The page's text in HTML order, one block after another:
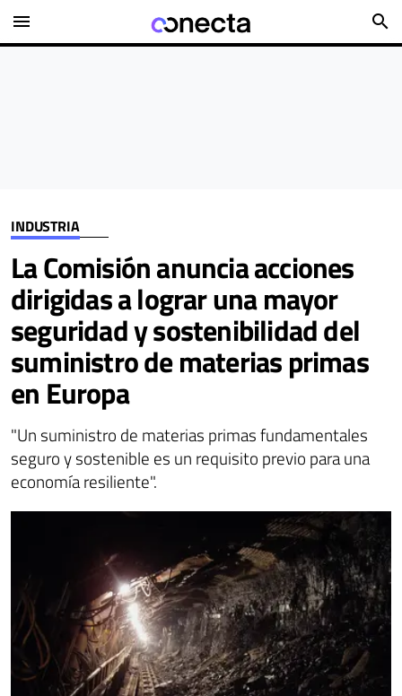
menu search
INDUSTRIA
La Comisión anuncia acciones
dirigidas a lograr una mayor
seguridad y sostenibilidad del
suministro de materias primas
en Europa
"Un suministro de materias primas fundamentales
seguro y sostenible es un requisito previo para una
economía resiliente".